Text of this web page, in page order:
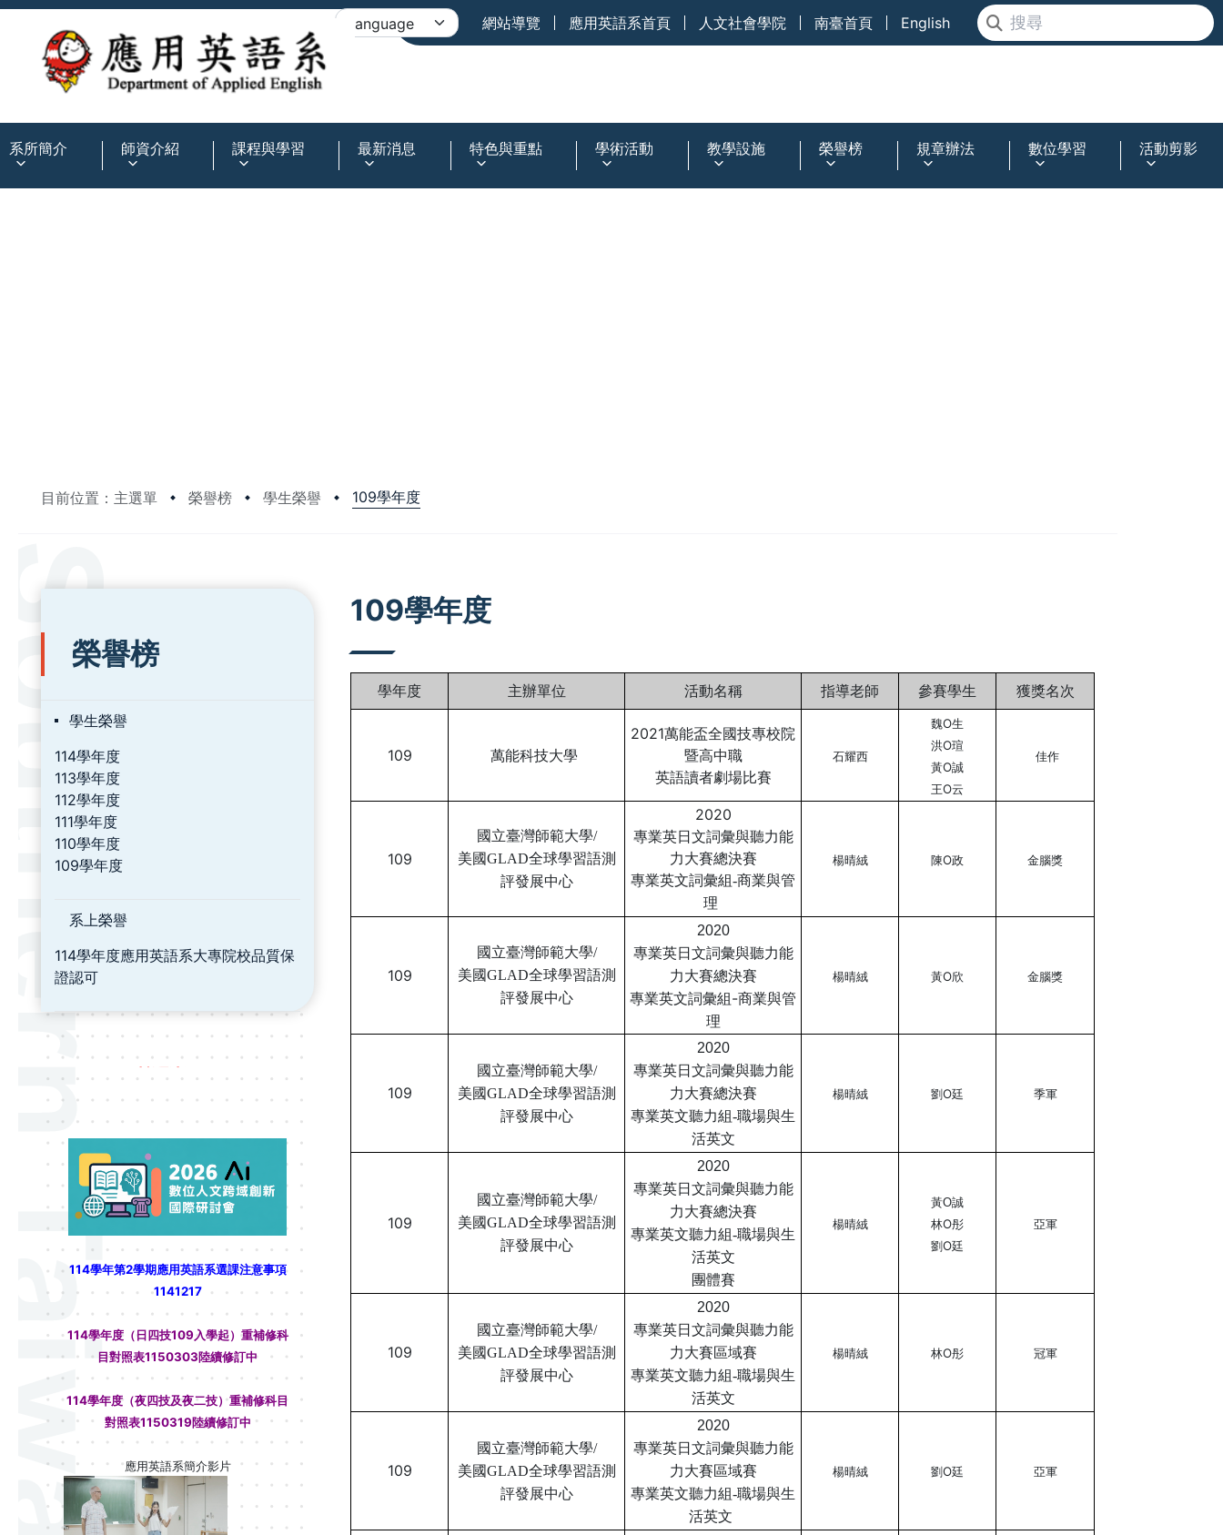
網站導覽 應用英語系首頁 人文社會學院 南臺首頁 English
系所簡介 師資介紹 課程與學習 最新消息 特色與重點 學術活動 教學設施 榮譽榜 規章辦法 數位學習 活動剪影
目前位置：主選單 榮譽榜 學生榮譽 109學年度
:::
:::
榮譽榜
學生榮譽
114學年度
113學年度
112學年度
111學年度
110學年度
109學年度
系上榮譽
114學年度應用英語系大專院校品質保
證認可
看過來！！
114學年第2學期應用英語系選課注意事項
1141217
114學年度（日四技109入學起）重補修科
目對照表1150303陸續修訂中
114學年度（夜四技及夜二技）重補修科目
對照表1150319陸續修訂中
應用英語系簡介影片
109學年度
學年度 主辦單位 活動名稱 指導老師 參賽學生 獲獎名次
109 萬能科技大學
2021萬能盃全國技專校院
暨高中職
英語讀者劇場比賽
石耀西
魏O生
洪O瑄
黃O誠
王O云
佳作
109
國立臺灣師範大學/
美國GLAD全球學習語測
評發展中心
2020
專業英日文詞彙與聽力能
力大賽總決賽
專業英文詞彙組-商業與管
理
楊晴絨 陳O政 金腦獎
109
國立臺灣師範大學/
美國GLAD全球學習語測
評發展中心
2020
專業英日文詞彙與聽力能
力大賽總決賽
專業英文詞彙組 -商業與管
理
楊晴絨 黃O欣 金腦獎
109
國立臺灣師範大學/
美國GLAD全球學習語測
評發展中心
2020
專業英日文詞彙與聽力能
力大賽總決賽
專業英文聽力組-職場與生
活英文
楊晴絨 劉O廷 季軍
109
國立臺灣師範大學/
美國GLAD全球學習語測
評發展中心
2020
專業英日文詞彙與聽力能
力大賽總決賽
專業英文聽力組-職場與生
活英文
團體賽
楊晴絨
黃O誠
林O彤
劉O廷
亞軍
109
國立臺灣師範大學/
美國GLAD全球學習語測
評發展中心
2020
專業英日文詞彙與聽力能
力大賽區域賽
專業英文聽力組-職場與生
活英文
楊晴絨 林O彤 冠軍
109
國立臺灣師範大學/
美國GLAD全球學習語測
評發展中心
2020
專業英日文詞彙與聽力能
力大賽區域賽
專業英文聽力組-職場與生
活英文
楊晴絨 劉O廷 亞軍